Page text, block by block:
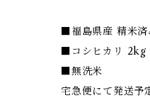
■福島県産 精米済
■コシヒカリ 2kg
■無洗米
宅急便にて発送予